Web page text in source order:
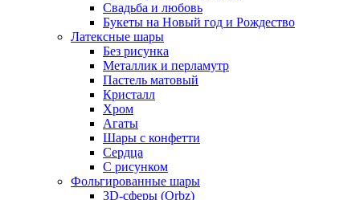
Свадьба и любовь
Букеты на Новый год и Рождество
Латексные шары
Без рисунка
Металлик и перламутр
Пастель матовый
Кристалл
Хром
Агаты
Шары с конфетти
Сердца
С рисунком
Фольгированные шары
3D-сферы (Orbz)